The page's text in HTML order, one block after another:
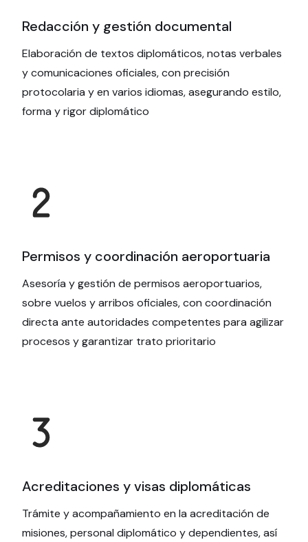
Redacción y gestión documental
Elaboración de textos diplomáticos, notas verbales
y comunicaciones oficiales, con precisión
protocolaria y en varios idiomas, asegurando estilo,
forma y rigor diplomático
Permisos y coordinación aeroportuaria
Asesoría y gestión de permisos aeroportuarios,
sobre vuelos y arribos oficiales, con coordinación
directa ante autoridades competentes para agilizar
procesos y garantizar trato prioritario
Acreditaciones y visas diplomáticas
Trámite y acompañamiento en la acreditación de
misiones, personal diplomático y dependientes, así